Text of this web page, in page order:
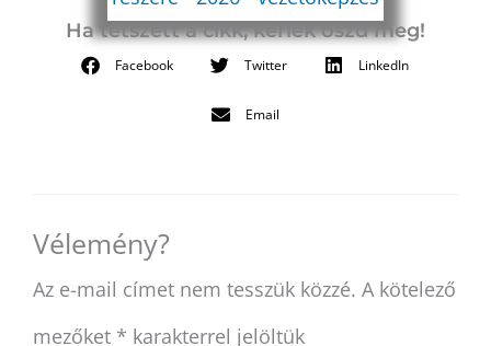
Ha tetszett a cikk, kérlek oszd meg!
Facebook Twitter LinkedIn
Email
Vélemény?
Az e-mail címet nem tesszük közzé. A kötelező
mezőket * karakterrel jelöltük